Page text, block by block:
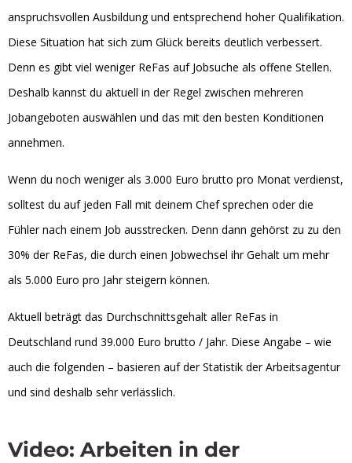
anspruchsvollen Ausbildung und entsprechend hoher Qualifikation.
Diese Situation hat sich zum Glück bereits deutlich verbessert.
Denn es gibt viel weniger ReFas auf Jobsuche als offene Stellen.
Deshalb kannst du aktuell in der Regel zwischen mehreren
Jobangeboten auswählen und das mit den besten Konditionen
annehmen.
Wenn du noch weniger als 3.000 Euro brutto pro Monat verdienst,
solltest du auf jeden Fall mit deinem Chef sprechen oder die
Fühler nach einem Job ausstrecken. Denn dann gehörst zu zu den
30% der ReFas, die durch einen Jobwechsel ihr Gehalt um mehr
als 5.000 Euro pro Jahr steigern können.
Aktuell beträgt das Durchschnittsgehalt aller ReFas in
Deutschland rund 39.000 Euro brutto / Jahr. Diese Angabe – wie
auch die folgenden – basieren auf der Statistik der Arbeitsagentur
und sind deshalb sehr verlässlich.
Video: Arbeiten in der